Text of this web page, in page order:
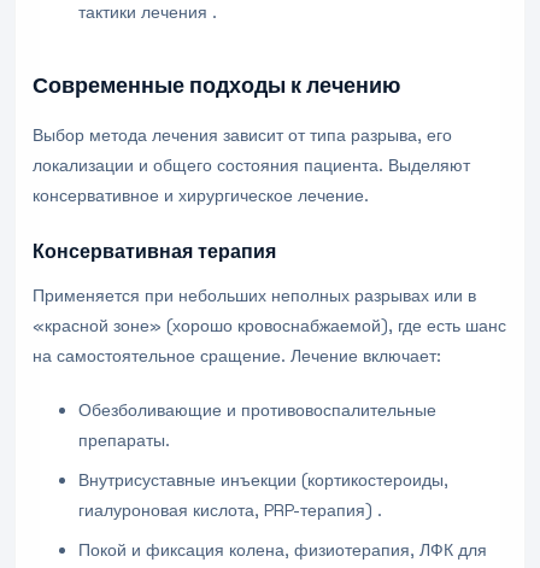
тактики лечения .
Современные подходы к лечению
Выбор метода лечения зависит от типа разрыва, его
локализации и общего состояния пациента. Выделяют
консервативное и хирургическое лечение.
Консервативная терапия
Применяется при небольших неполных разрывах или в
«красной зоне» (хорошо кровоснабжаемой), где есть шанс
на самостоятельное сращение. Лечение включает:
Обезболивающие и противовоспалительные
препараты.
Внутрисуставные инъекции (кортикостероиды,
гиалуроновая кислота, PRP-терапия) .
Покой и фиксация колена, физиотерапия, ЛФК для